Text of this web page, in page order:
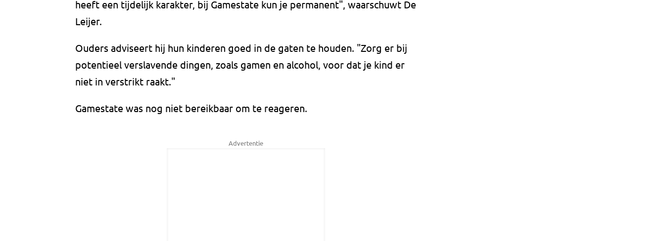
heeft een tijdelijk karakter, bij Gamestate kun je permanent", waarschuwt De
Leijer.
Ouders adviseert hij hun kinderen goed in de gaten te houden. "Zorg er bij
potentieel verslavende dingen, zoals gamen en alcohol, voor dat je kind er
niet in verstrikt raakt."
Gamestate was nog niet bereikbaar om te reageren.
Advertentie